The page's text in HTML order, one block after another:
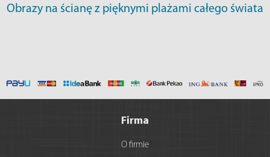
Obrazy na ścianę z pięknymi plażami całego świata
Firma
O firmie